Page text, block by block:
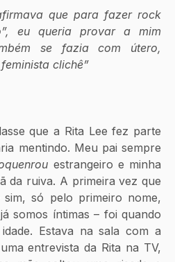
que para fazer rock
eu queria provar a mim
se fazia com útero,
clichê”
que a Rita Lee fez parte
mentindo. Meu pai sempre
estrangeiro e minha
da ruiva. A primeira vez que
só pelo primeiro nome,
somos íntimas – foi quando
Estava na sala com a
entrevista da Rita na TV,